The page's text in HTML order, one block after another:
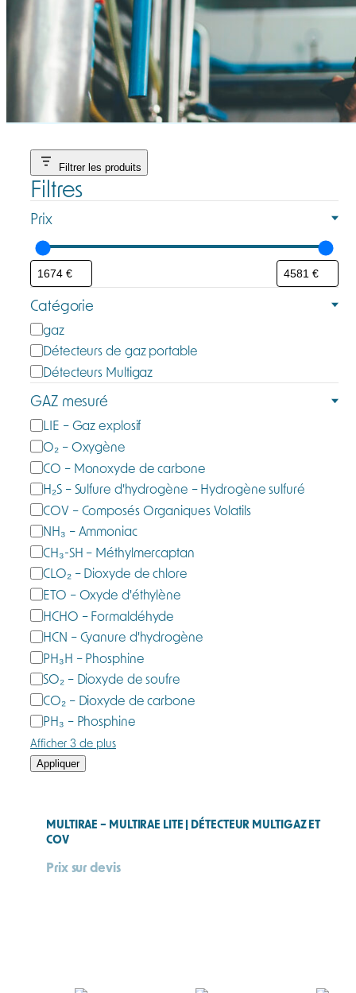
Filtrer les produits
Filtres
Prix
Catégorie
C
a
t
é
g
o
i
e
gaz
Détecteurs de gaz portable
Détecteurs Multigaz
GAZ mesuré
G
a
z
m
e
s
u
r
é
LIE – Gaz explosif
O₂ – Oxygène
CO – Monoxyde de carbone
H₂S – Sulfure d'hydrogène – Hydrogène sulfuré
COV – Composés Organiques Volatils
NH₃ – Ammoniac
CH₃-SH – Méthylmercaptan
CLO₂ – Dioxyde de chlore
ETO – Oxyde d'éthylène
HCHO – Formaldéhyde
HCN – Cyanure d'hydrogène
PH₃H – Phosphine
SO₂ – Dioxyde de soufre
CO₂ – Dioxyde de carbone
PH₃ – Phosphine
Afficher 3 de plus
Appliquer
MULTIRAE – MULTIRAE LITE | DÉTECTEUR MULTIGAZ ET
COV
Prix sur devis